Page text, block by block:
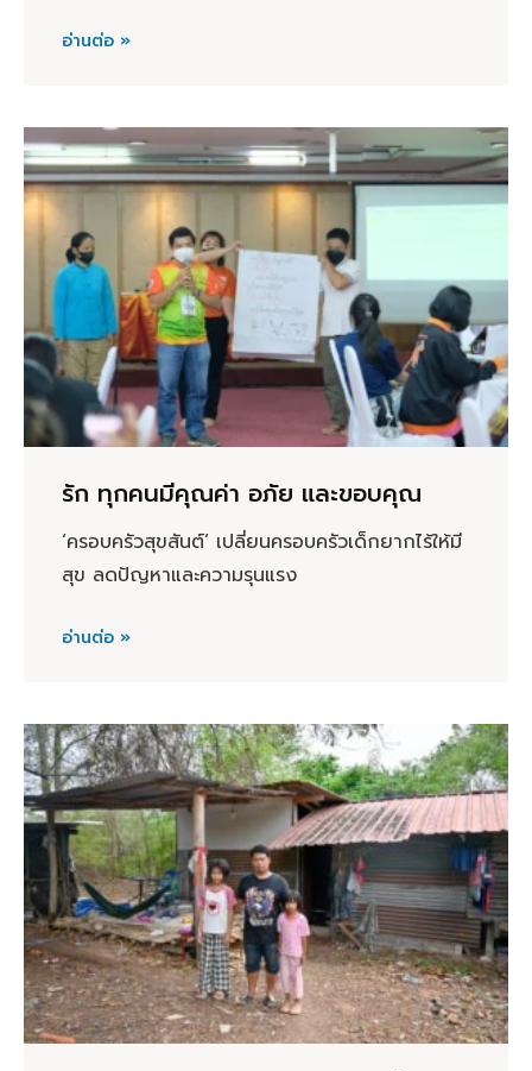
อ่านต่อ »
รัก ทุกคนมีคุณค่า อภัย และขอบคุณ
‘ครอบครัวสุขสันต์’ เปลี่ยนครอบครัวเด็กยากไร้ให้มี
สุข ลดปัญหาและความรุนแรง
อ่านต่อ »